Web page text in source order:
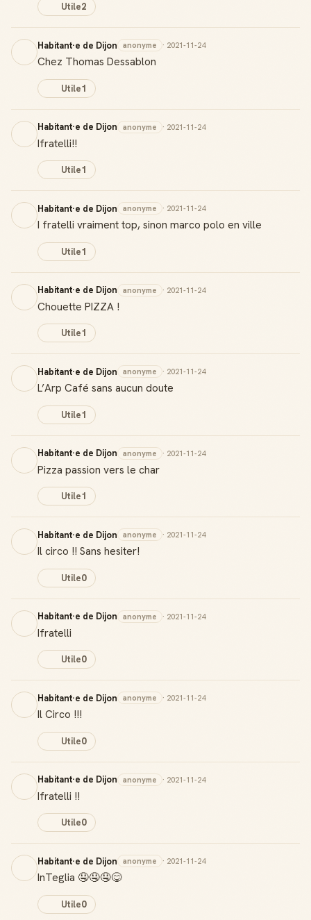
Utile2
Habitant·e de Dijon anonyme · 2021-11-24
Chez Thomas Dessablon
Utile1
Habitant·e de Dijon anonyme · 2021-11-24
Ifratelli!!
Utile1
Habitant·e de Dijon anonyme · 2021-11-24
I fratelli vraiment top, sinon marco polo en ville
Utile1
Habitant·e de Dijon anonyme · 2021-11-24
Chouette PIZZA !
Utile1
Habitant·e de Dijon anonyme · 2021-11-24
L’Arp Café sans aucun doute
Utile1
Habitant·e de Dijon anonyme · 2021-11-24
Pizza passion vers le char
Utile1
Habitant·e de Dijon anonyme · 2021-11-24
Il circo !! Sans hesiter!
Utile0
Habitant·e de Dijon anonyme · 2021-11-24
Ifratelli
Utile0
Habitant·e de Dijon anonyme · 2021-11-24
Il Circo !!!
Utile0
Habitant·e de Dijon anonyme · 2021-11-24
Ifratelli !!
Utile0
Habitant·e de Dijon anonyme · 2021-11-24
InTeglia 🤤🤤🤤😋
Utile0
Badge Guide Local
Ton statut affiché sur toutes tes contributions